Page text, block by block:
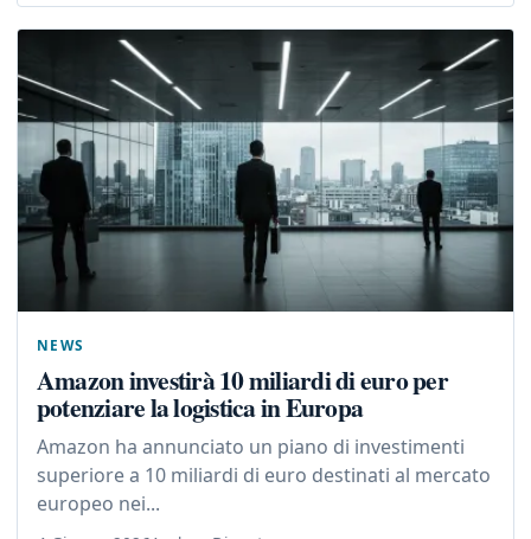
NEWS
Amazon investirà 10 miliardi di euro per
potenziare la logistica in Europa
Amazon ha annunciato un piano di investimenti
superiore a 10 miliardi di euro destinati al mercato
europeo nei...